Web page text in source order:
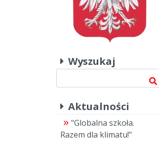
Wyszukaj
Aktualności
"Globalna szkoła.
Razem dla klimatu!"